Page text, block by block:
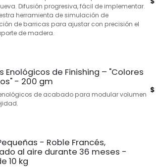
Difusión progresiva, fácil de implementar.
herramienta de simulación de
de barricas para ajustar con precisión el
de madera.
Enológicos de Finishing – "Colores
- 200 gm
de acabado para modular volumen $
- Roble Francés,
al aire durante 36 meses -
10 kg